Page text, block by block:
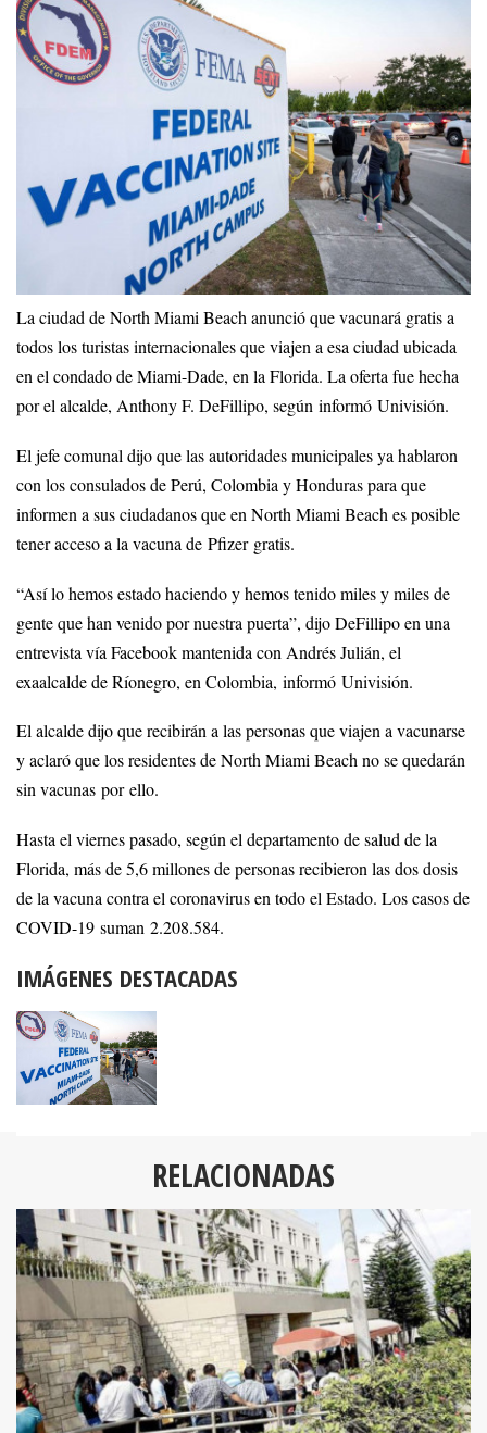
La ciudad de North Miami Beach anunció que vacunará gratis a
todos los turistas internacionales que viajen a esa ciudad ubicada
en el condado de Miami-Dade, en la Florida. La oferta fue hecha
por el alcalde, Anthony F. DeFillipo, según informó Univisión.
El jefe comunal dijo que las autoridades municipales ya hablaron
con los consulados de Perú, Colombia y Honduras para que
informen a sus ciudadanos que en North Miami Beach es posible
tener acceso a la vacuna de Pfizer gratis.
“Así lo hemos estado haciendo y hemos tenido miles y miles de
gente que han venido por nuestra puerta”, dijo DeFillipo en una
entrevista vía Facebook mantenida con Andrés Julián, el
exaalcalde de Ríonegro, en Colombia, informó Univisión.
El alcalde dijo que recibirán a las personas que viajen a vacunarse
y aclaró que los residentes de North Miami Beach no se quedarán
sin vacunas por ello.
Hasta el viernes pasado, según el departamento de salud de la
Florida, más de 5,6 millones de personas recibieron las dos dosis
de la vacuna contra el coronavirus en todo el Estado. Los casos de
COVID-19 suman 2.208.584.
IMÁGENES DESTACADAS
RELACIONADAS